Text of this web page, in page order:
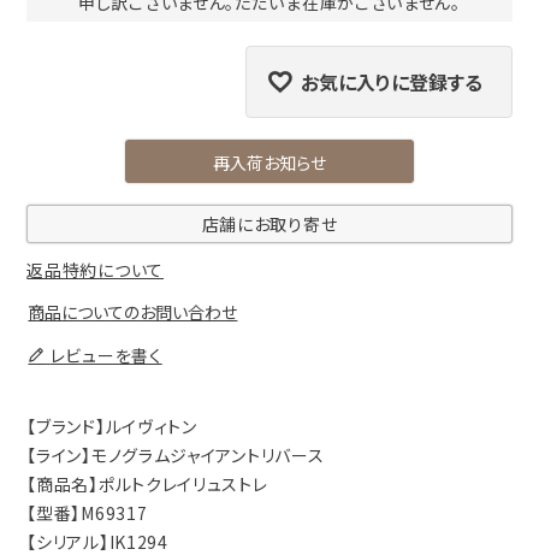
お気に入りに登録する
再入荷お知らせ
店舗にお取り寄せ
返品特約について
商品についてのお問い合わせ
レビューを書く
【ブランド】ルイヴィトン
【ライン】モノグラムジャイアントリバース
【商品名】ポルトクレイリュストレ
【型番】M69317
【シリアル】IK1294